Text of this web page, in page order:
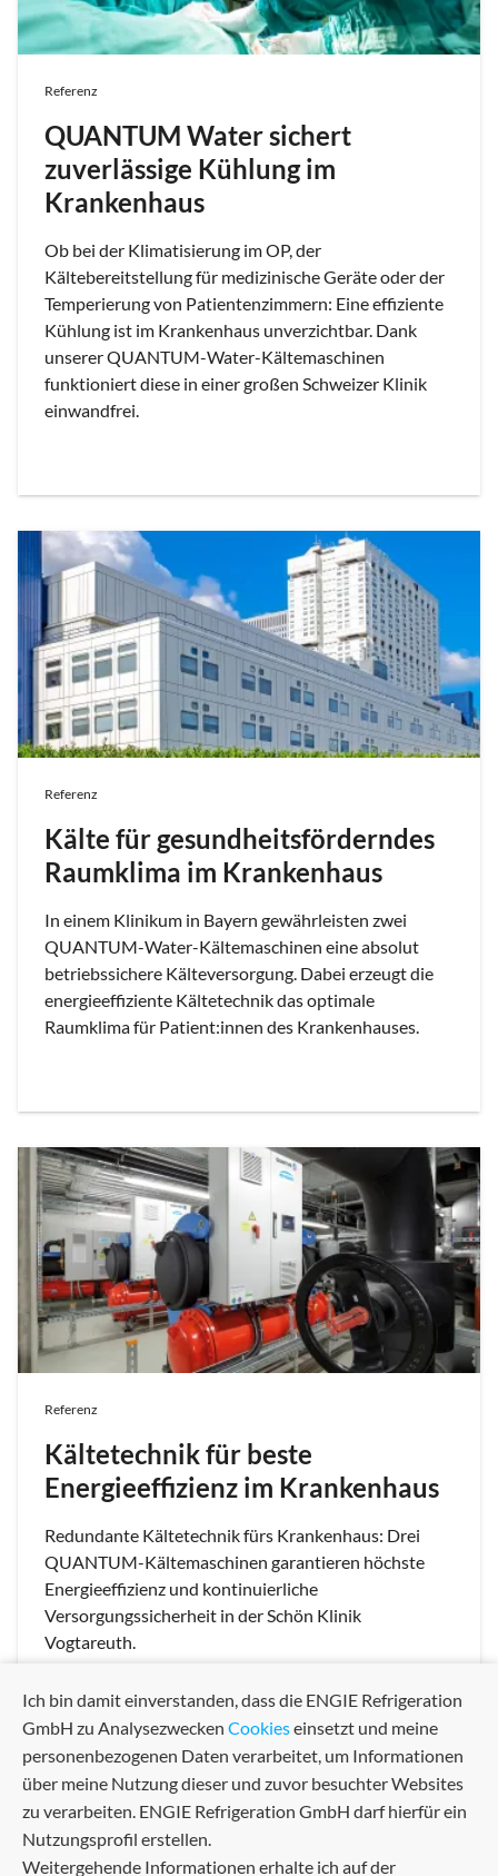
Referenz
QUANTUM Water sichert
zuverlässige Kühlung im
Krankenhaus
Ob bei der Klimatisierung im OP, der
Kältebereitstellung für medizinische Geräte oder der
Temperierung von Patientenzimmern: Eine effiziente
Kühlung ist im Krankenhaus unverzichtbar. Dank
unserer QUANTUM-Water-Kältemaschinen
funktioniert diese in einer großen Schweizer Klinik
einwandfrei.
Referenz
Kälte für gesundheitsförderndes
Raumklima im Krankenhaus
In einem Klinikum in Bayern gewährleisten zwei
QUANTUM-Water-Kältemaschinen eine absolut
betriebssichere Kälteversorgung. Dabei erzeugt die
energieeffiziente Kältetechnik das optimale
Raumklima für Patient:innen des Krankenhauses.
Referenz
Kältetechnik für beste
Energieeffizienz im Krankenhaus
Redundante Kältetechnik fürs Krankenhaus: Drei
QUANTUM-Kältemaschinen garantieren höchste
Energieeffizienz und kontinuierliche
Versorgungssicherheit in der Schön Klinik
Vogtareuth.
Ich bin damit einverstanden, dass die ENGIE Refrigeration
GmbH zu Analysezwecken Cookieseinsetzt und meine
personenbezogenen Daten verarbeitet, um Informationen
über meine Nutzung dieser und zuvor besuchter Websites
zu verarbeiten. ENGIE Refrigeration GmbH darf hierfür ein
Nutzungsprofil erstellen.
Weitergehende Informationen erhalte ich auf der